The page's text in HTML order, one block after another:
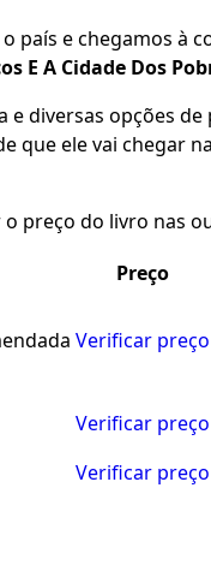
país e chegamos à
E A Cidade Dos
diversas opções
que ele vai chegar
preço do livro nas
Preço
Verificar preço
Verificar preço
Verificar preço